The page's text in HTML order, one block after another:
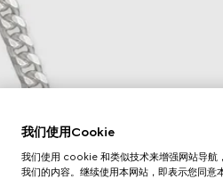
我们使用Cookie
我们使用 cookie 和类似技术来增强网站导航
我们的内容。继续使用本网站，即表示您同意